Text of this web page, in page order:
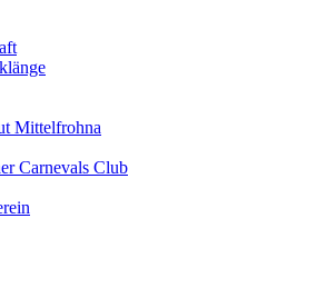
Mittelfrohna
Carnevals Club